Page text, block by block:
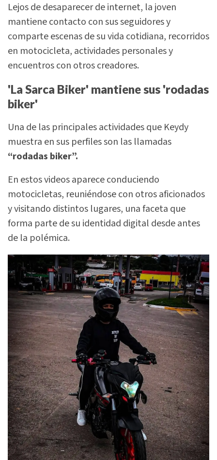
Lejos de desaparecer de internet, la joven
mantiene contacto con sus seguidores y
comparte escenas de su vida cotidiana, recorridos
en motocicleta, actividades personales y
encuentros con otros creadores.
'La Sarca Biker' mantiene sus 'rodadas
biker'
Una de las principales actividades que Keydy
muestra en sus perfiles son las llamadas
“rodadas biker”.
En estos videos aparece conduciendo
motocicletas, reuniéndose con otros aficionados
y visitando distintos lugares, una faceta que
forma parte de su identidad digital desde antes
de la polémica.